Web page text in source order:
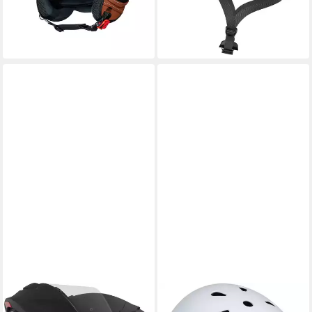
59,50 €
lieferbar - in 3-4 Werktagen bei dir
BOGOTTO POWERSLIDE